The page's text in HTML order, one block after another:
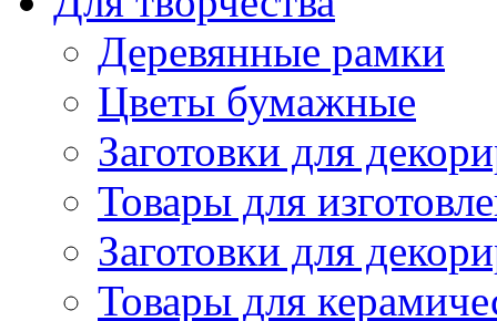
Деревянные рамки
Цветы бумажные
Заготовки для
Товары для
Заготовки для
Товары для